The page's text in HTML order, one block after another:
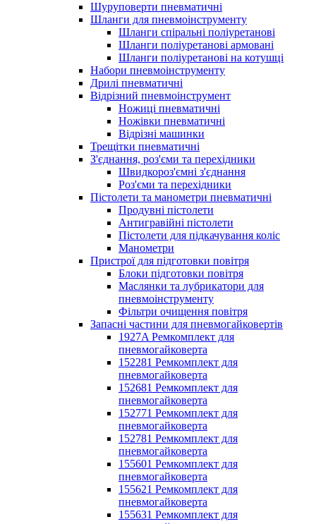
Шуруповерти пневматичні
Шланги для пневмоінструменту
Шланги спіральні поліуретанові
Шланги поліуретанові армовані
Шланги поліуретанові на котушці
Набори пневмоінструменту
Дрилі пневматичні
Відрізний пневмоінструмент
Ножиці пневматичні
Ножівки пневматичні
Відрізні машинки
Трещітки пневматичні
З'єднання, роз'єми та перехідники
Швидкороз'ємні з'єднання
Роз'єми та перехідники
Пістолети та манометри пневматичні
Продувні пістолети
Антигравійні пістолети
Пістолети для підкачування коліс
Манометри
Пристрої для підготовки повітря
Блоки підготовки повітря
Маслянки та лубрикатори для
пневмоінструменту
Фільтри очищення повітря
Запасні частини для пневмогайковертів
1927A Ремкомплект для
пневмогайковерта
152281 Ремкомплект для
пневмогайковерта
152681 Ремкомплект для
пневмогайковерта
152771 Ремкомплект для
пневмогайковерта
152781 Ремкомплект для
пневмогайковерта
155601 Ремкомплект для
пневмогайковерта
155621 Ремкомплект для
пневмогайковерта
155631 Ремкомплект для